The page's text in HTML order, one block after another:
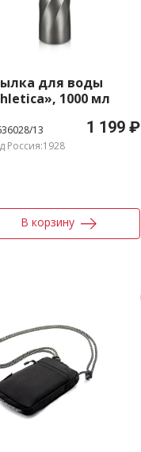
для воды
1000 мл
13 1 199 ₽
Россия:1928
В корзину